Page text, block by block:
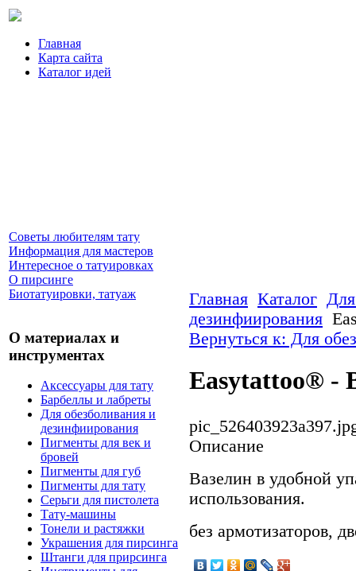
Главная
Карта сайта
Каталог идей
Советы любителям тату
Информация для мастеров
Интересное о татуировках
О пирсинге
Биотатуировки, татуаж
О материалах и
инструментах
Аксессуары для тату
Барбеллы и лабреты
Для обезболивания и
дезинфиирования
Пигменты для век и
бровей
Пигменты для губ
Пигменты для тату
Серьги для пистолета
Тату-машины
Тонели и растяжки
Украшения для пирсинга
Штанги для прирсинга
Главная Каталог
дезинфиирования
Вернуться к: Для
Easytattoo® -
Описание
Вазелин в удобной
использования.
без армотизаторов,